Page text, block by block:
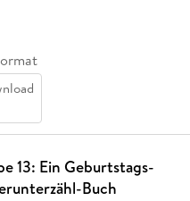
13: Ein Geburtstags-
Buch